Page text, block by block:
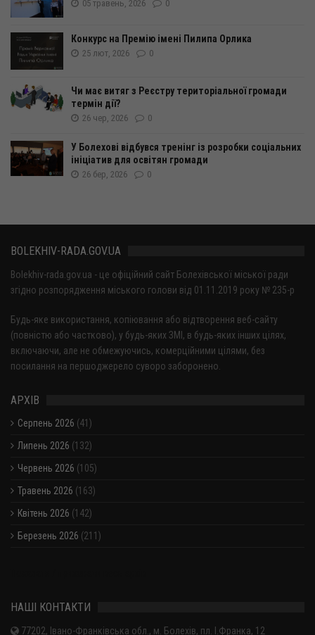
05 травень, 2026 0
Конкурс на Премію імені Пилипа Орлика
25 лют, 2026 0
Чи має витяг з Реєстру територіальної громади
термін дії?
26 чер, 2026 0
У Болехові відбувся тренінг із розробки соціальних
ініціатив для освітян громади
26 бер, 2026 0
BOLEKHIV-RADA.GOV.UA
Bolekhiv-rada.gov.ua - це офіційний сайт Болехівської міської ради
згідно розпорядження міського голови від 01.11.2019 року № 235-р
Будь-яке використання, копіювання або відтворення веб-сайту
(повністю або частково), у будь-яких ЗМІ, в будь-яких інших цілях,
включаючи, але не обмежуючись, комерційними цілями, без
посилання на першоджерело суворо заборонено.
АРХІВ
Серпень 2026 (41)
Липень 2026 (132)
Червень 2026 (105)
Травень 2026 (163)
Квітень 2026 (142)
Березень 2026 (211)
НАШІ КОНТАКТИ
77202, Івано-Франківська обл., м. Болехів, пл. І.Франка, 12